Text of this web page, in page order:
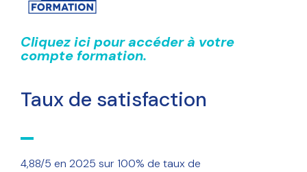
Cliquez ici pour accéder à votre
compte formation.
Taux de satisfaction
4,88/5 en 2025 sur 100% de taux de